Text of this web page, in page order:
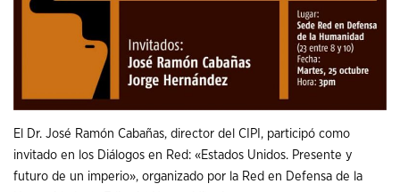
El Dr. José Ramón Cabañas, director del CIPI, participó como
invitado en los Diálogos en Red: «Estados Unidos. Presente y
futuro de un imperio», organizado por la Red en Defensa de la